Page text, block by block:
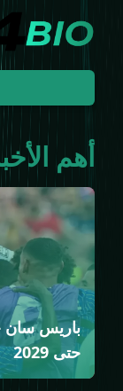
أهم
باريس سان
حتى 2029